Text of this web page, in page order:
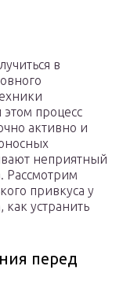
в
процесс
активно и
неприятный
Рассмотрим
привкуса у
как устранить
перед